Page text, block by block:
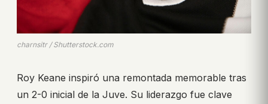
charnsitr / Shutterstock.com
Roy Keane inspiró una remontada memorable tras
un 2-0 inicial de la Juve. Su liderazgo fue clave